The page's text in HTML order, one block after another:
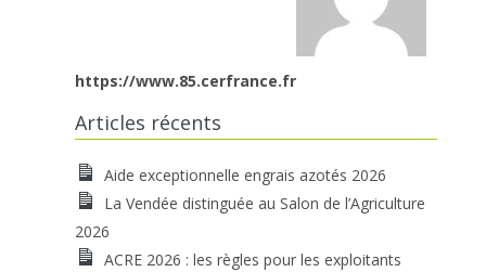
https://www.85.cerfrance.fr
Articles récents
Aide exceptionnelle engrais azotés 2026
La Vendée distinguée au Salon de l’Agriculture
2026
ACRE 2026 : les règles pour les exploitants